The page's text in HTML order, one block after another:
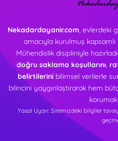
Nekadardayanir.com, evlerdeki
amacıyla kurulmuş
Mühendislik disipliniyle
doğru saklama koşullarını,
belirtilerinibilimsel verilerle
bilincini yaygınlaştırarak hem
Yasal Uyarı: Sitemizdeki bilgiler